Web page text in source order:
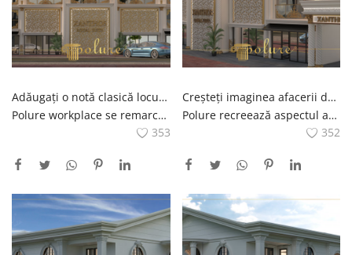
Adăugați o notă clasică locului dvs. de muncă cu Polure, faceți diferența cu proiecte impresionante de exterior la locul de muncă
Polure workplace se remarcă pe site prin proiectele sale clasice exterioare. Lucrați cu Polure pentru a crea o atmosferă clasică la locul dvs. de muncă și pentru a vă dezvălui diferența. Proiectele noastre cu detalii impresionante oferă un caracter și o notă estetică exteriorului locului dvs. de muncă. Faceți-vă locul de muncă remarcabil și impresionați-vă clienții cu calitatea Polure.
353
Creșteți imaginea afacerii dvs. cu proiecte clasice impresionante de exterior la locul de muncă cu Polure
Polure recreează aspectul afacerii dvs. cu proiectele clasice exterioare ale locului de muncă distribuite pe site-ul său. Atrăgând atenția prin design-urile sale originale și impresionante, Polure ridică imaginea locului dvs. de muncă și lasă o impresie de neuitat clienților dvs. Polure, care acordă atenție la detalii și obține rezultate estetice excelente, oferă soluții ideale pentru a crește prestigiul afacerii dvs. Puteți experimenta diferența Polure pe exteriorul clasic al locului dvs. de muncă explorând proiectele.
352